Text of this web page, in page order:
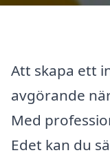
Att skapa ett
avgörande
Med
Edet kan du